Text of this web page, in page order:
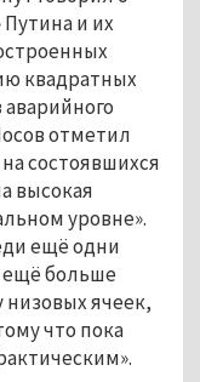
Путина и их
квадратных
отметил
состоявшихся
высокая
уровне».
ещё одни
больше
низовых ячеек,
что пока